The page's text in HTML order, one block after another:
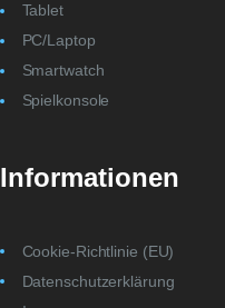
Tablet
PC/Laptop
Smartwatch
Spielkonsole
Informationen
Cookie-Richtlinie (EU)
Datenschutzerklärung